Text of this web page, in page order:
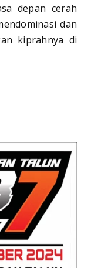
depan cerah
dan
kiprahnya di